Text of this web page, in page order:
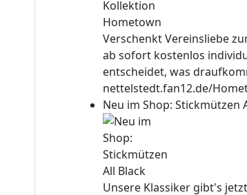
Verschenkt Vereinsliebe
ab sofort kostenlos
entscheidet, was
nettelstedt.fan12.de/
Neu im Shop: Stickmützen
Unsere Klassiker gibt's